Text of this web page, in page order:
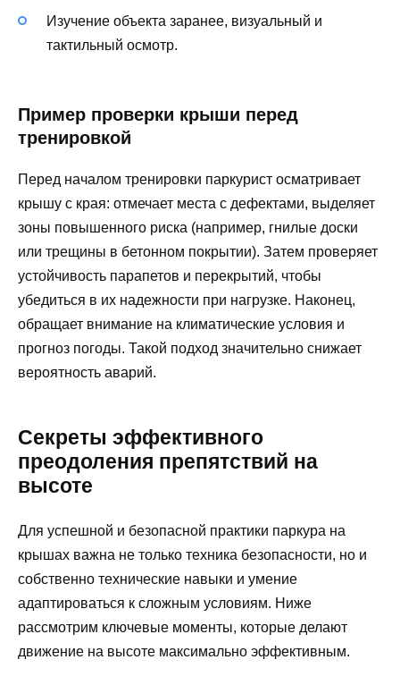
Изучение объекта заранее, визуальный и
тактильный осмотр.
Пример проверки крыши перед
тренировкой
Перед началом тренировки паркурист осматривает
крышу с края: отмечает места с дефектами, выделяет
зоны повышенного риска (например, гнилые доски
или трещины в бетонном покрытии). Затем проверяет
устойчивость парапетов и перекрытий, чтобы
убедиться в их надежности при нагрузке. Наконец,
обращает внимание на климатические условия и
прогноз погоды. Такой подход значительно снижает
вероятность аварий.
Секреты эффективного
преодоления препятствий на
высоте
Для успешной и безопасной практики паркура на
крышах важна не только техника безопасности, но и
собственно технические навыки и умение
адаптироваться к сложным условиям. Ниже
рассмотрим ключевые моменты, которые делают
движение на высоте максимально эффективным.